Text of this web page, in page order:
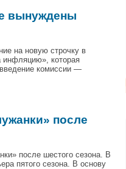
вынуждены
на новую строчку в
инфляцию», которая
комиссии —
после
после шестого сезона. В
пятого сезона. В основу